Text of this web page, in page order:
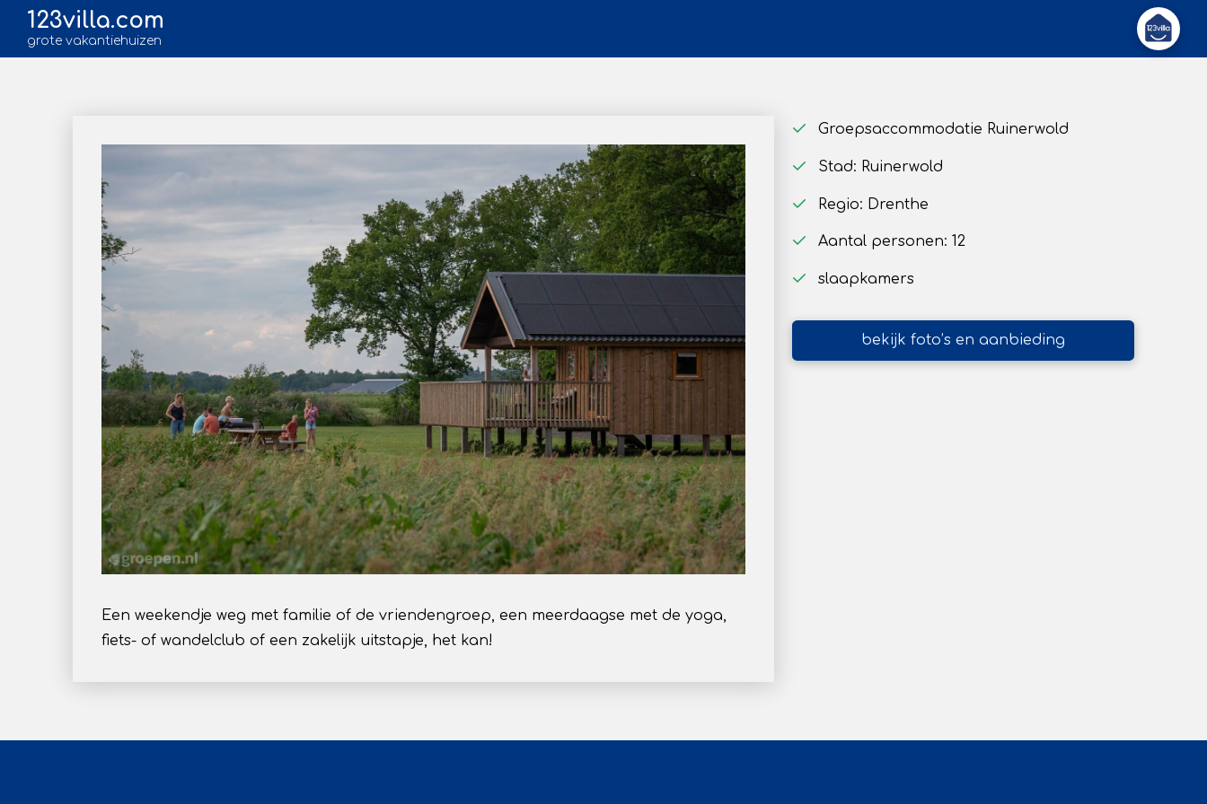
123villa.com
grote vakantiehuizen
Een weekendje weg met familie of de vriendengroep, een meerdaagse met de yoga,
fiets- of wandelclub of een zakelijk uitstapje, het kan!
Groepsaccommodatie Ruinerwold
Stad: Ruinerwold
Regio: Drenthe
Aantal personen: 12
slaapkamers
bekijk foto’s en aanbieding